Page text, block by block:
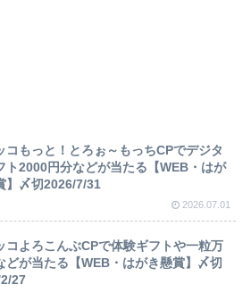
コもっと！とろぉ～もっちCPでデジタ
ト2000円分などが当たる【WEB・はが
】〆切2026/7/31
2026.07.01
コよろこんぶCPで体験ギフトや一粒万
どが当たる【WEB・はがき懸賞】〆切
27